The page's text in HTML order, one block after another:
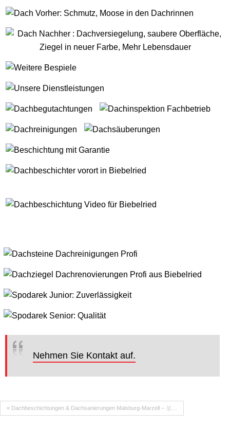
Nehmen Sie Kontakt auf.
« Dachbeschichtungen & Dachsanierungen Malsburg-Marzell – 🥇…